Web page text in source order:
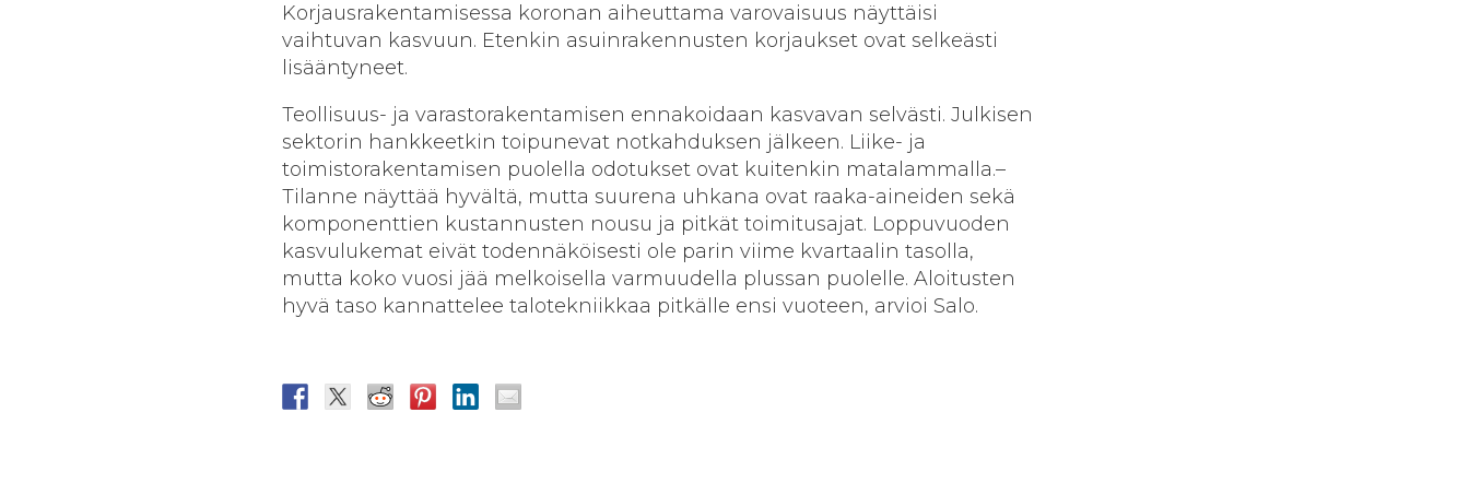
Korjausrakentamisessa koronan aiheuttama varovaisuus näyttäisi
vaihtuvan kasvuun. Etenkin asuinrakennusten korjaukset ovat selkeästi
lisääntyneet.
Teollisuus- ja varastorakentamisen ennakoidaan kasvavan selvästi. Julkisen
sektorin hankkeetkin toipunevat notkahduksen jälkeen. Liike- ja
toimistorakentamisen puolella odotukset ovat kuitenkin matalammalla.–
Tilanne näyttää hyvältä, mutta suurena uhkana ovat raaka-aineiden sekä
komponenttien kustannusten nousu ja pitkät toimitusajat. Loppuvuoden
kasvulukemat eivät todennäköisesti ole parin viime kvartaalin tasolla,
mutta koko vuosi jää melkoisella varmuudella plussan puolelle. Aloitusten
hyvä taso kannattelee talotekniikkaa pitkälle ensi vuoteen, arvioi Salo.